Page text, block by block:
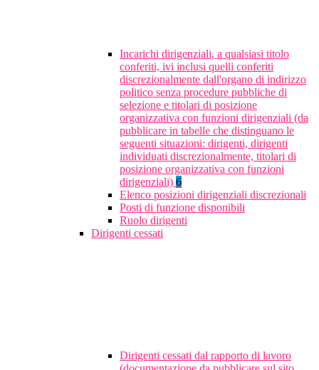
Incarichi dirigenziali, a qualsiasi titolo
conferiti, ivi inclusi quelli conferiti
discrezionalmente dall'organo di indirizzo
politico senza procedure pubbliche di
selezione e titolari di posizione
organizzativa con funzioni dirigenziali (da
pubblicare in tabelle che distinguano le
seguenti situazioni: dirigenti, dirigenti
individuati discrezionalmente, titolari di
posizione organizzativa con funzioni
dirigenziali) 6
Elenco posizioni dirigenziali discrezionali
Posti di funzione disponibili
Ruolo dirigenti
Dirigenti cessati
Dirigenti cessati dal rapporto di lavoro